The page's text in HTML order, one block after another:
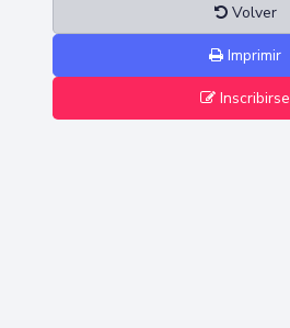
Volver
Imprimir
Inscribirse